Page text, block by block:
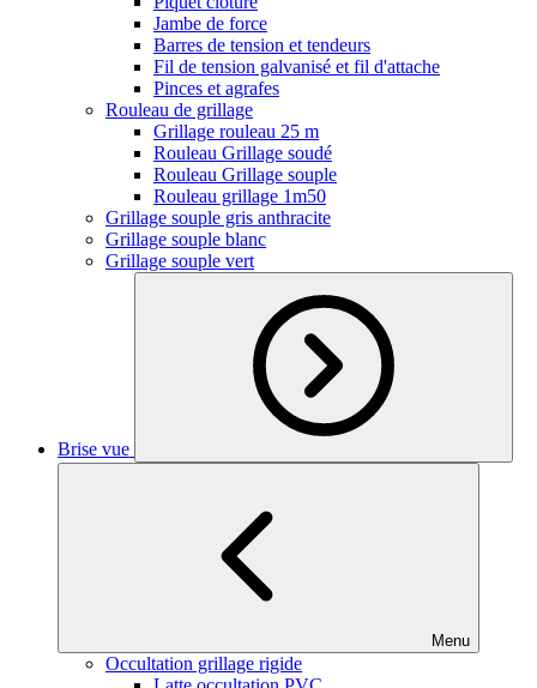
Jambe de force
Barres de tension et tendeurs
Fil de tension galvanisé et fil d'attache
Pinces et agrafes
Rouleau de grillage
Grillage rouleau 25 m
Rouleau Grillage soudé
Rouleau Grillage souple
Rouleau grillage 1m50
Grillage souple gris anthracite
Grillage souple blanc
Grillage souple vert
Brise vue
Menu
Occultation grillage rigide